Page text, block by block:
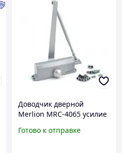
Доводчик дверной
Merlion MRC-4065 усилие
серебро buzyna
Готово к отправке